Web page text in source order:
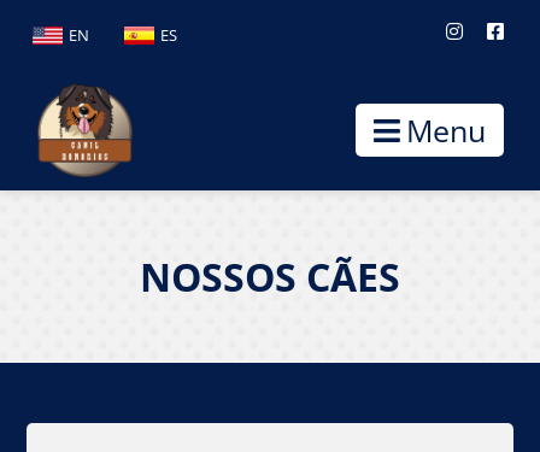
EN ES
Menu
NOSSOS CÃES